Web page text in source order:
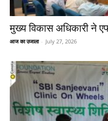
मुख्य विकास अधिकारी ने
आज का उजाला - July 27, 2026